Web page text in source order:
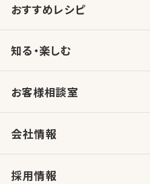
おすすめレシピ
知る・楽しむ
お客様相談室
会社情報
採用情報